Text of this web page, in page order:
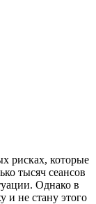
рисках, которые
тысяч сеансов
Однако в
и не стану этого